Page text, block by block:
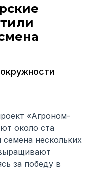
«Агроном-
около ста
нескольких
за победу в